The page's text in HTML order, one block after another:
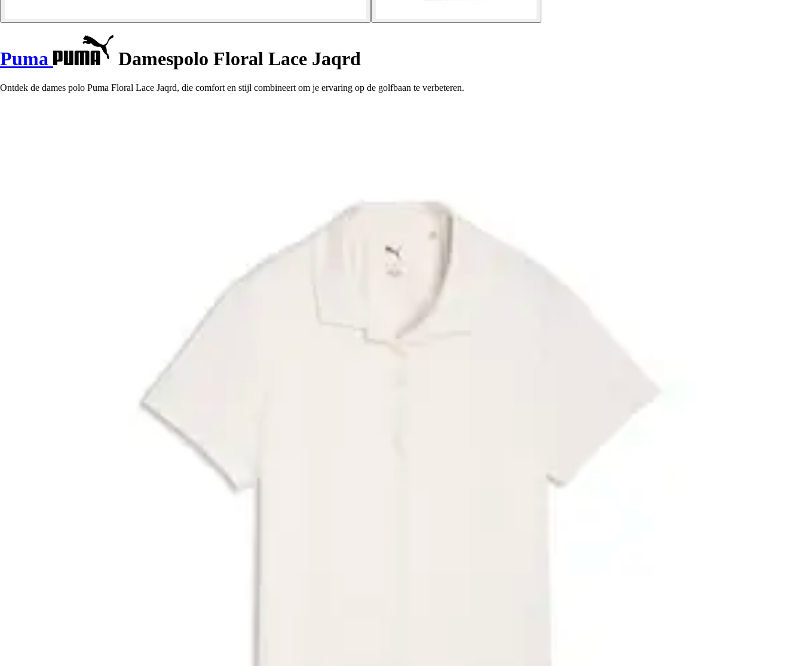
Puma Damespolo Floral Lace Jaqrd
Ontdek de dames polo Puma Floral Lace Jaqrd, die comfort en stijl combineert om je ervaring op de golfbaan te verbeteren.